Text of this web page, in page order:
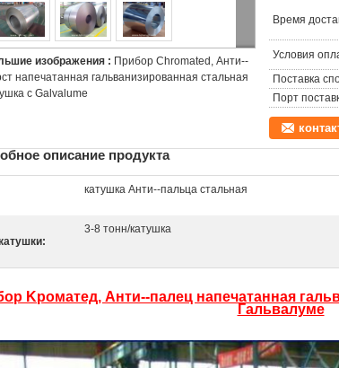
изображения : Прибор Chromated, Анти--
напечатанная гальванизированная стальная
с Galvalume
Время
Условия
Поставка
Порт
описание продукта
катушка Анти--пальца стальная
3-8 тонн/катушка
Kроматед, Анти--палец напечатанная
Гальвалуме